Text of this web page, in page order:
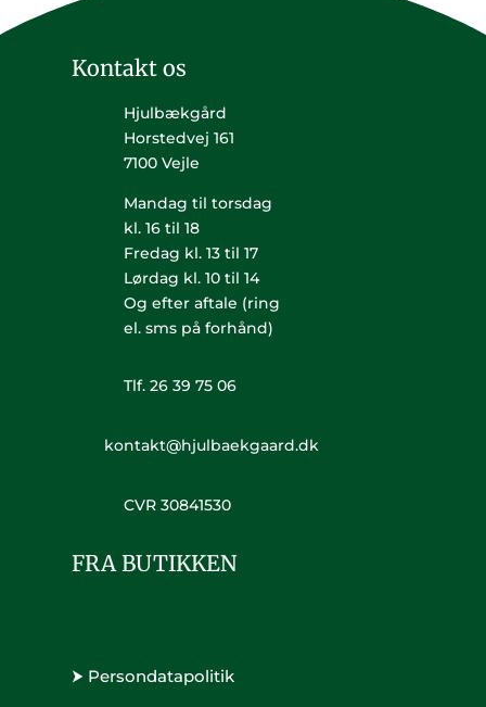
Kontakt os
Hjulbækgård
Horstedvej 161
7100 Vejle
Mandag til torsdag
kl. 16 til 18
Fredag kl. 13 til 17
Lørdag kl. 10 til 14
Og efter aftale (ring
el. sms på forhånd)
Tlf. 26 39 75 06
kontakt@hjulbaekgaard.dk
CVR 30841530
FRA BUTIKKEN
⮞ Persondatapolitik